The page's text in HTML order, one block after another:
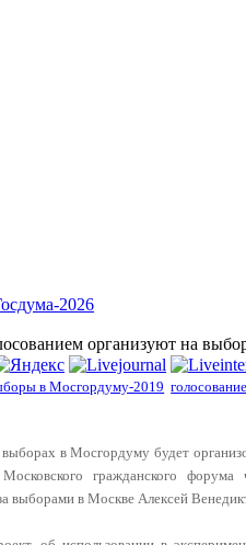
2026
организуют на
в Мосгордуму-2019
в Мосгордуму будет
гражданского форума
выборами в Москве Алексей